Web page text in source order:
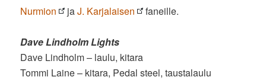
Nurmion
jaJ. Karjalaisen faneille.
Dave Lindholm Lights
Dave Lindholm – laulu, kitara
Tommi Laine – kitara, Pedal steel, taustalaulu